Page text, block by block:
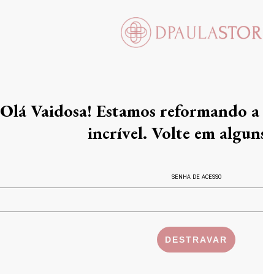
Olá Vaidosa! Estamos reformando
incrível. Volte em
SENHA DE ACESSO
DESTRAVAR